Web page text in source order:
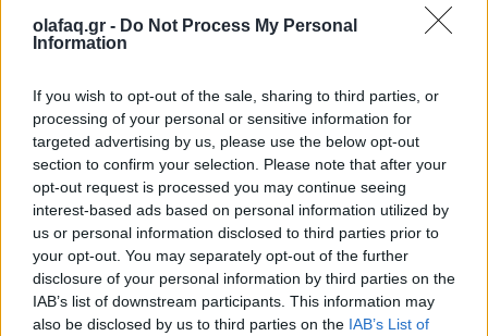
olafaq.gr - Do Not Process My Personal
Information
If you wish to opt-out of the sale, sharing to third parties, or
processing of your personal or sensitive information for
targeted advertising by us, please use the below opt-out
section to confirm your selection. Please note that after your
opt-out request is processed you may continue seeing
interest-based ads based on personal information utilized by
us or personal information disclosed to third parties prior to
your opt-out. You may separately opt-out of the further
disclosure of your personal information by third parties on the
IAB’s list of downstream participants. This information may
also be disclosed by us to third parties on the IAB’s List of
Δημοσιεύθηκε σεΕλλάδα |TaggedΕισαγγελική παρέμβαση
ηλικιωμένη,πλήρωμα ασθενοφόρου
Δείτε επίσης